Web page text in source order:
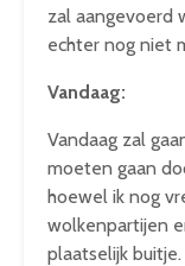
zal aangevoerd
echter nog niet
Vandaag:
Vandaag zal
moeten gaan
hoewel ik nog
wolkenpartijen
plaatselijk